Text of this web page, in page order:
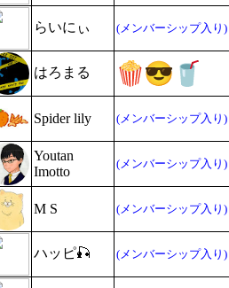
らいにぃ (メンバーシップ入り)
はろまる
Spider lily (メンバーシップ入り)
Youtan
Imotto
(メンバーシップ入り)
M S (メンバーシップ入り)
ハッピ🎣 (メンバーシップ入り)